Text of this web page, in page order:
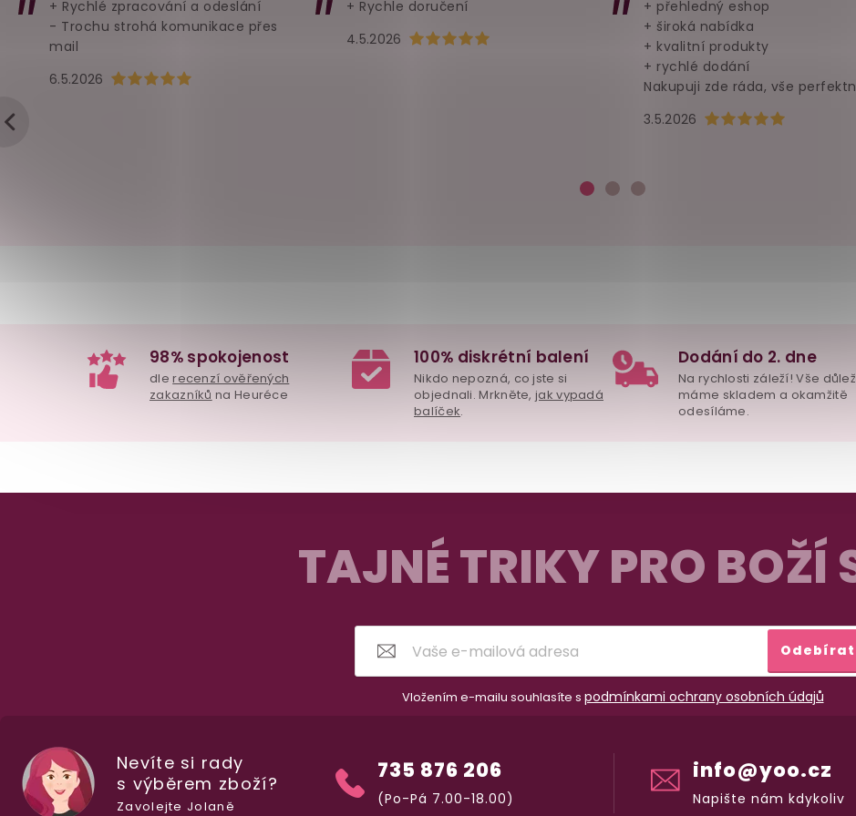
Hodnocení obchodu je 5 z 5 hvězdiček.
6.5.2026
+ Rychlé zpracování a odeslání
- Trochu strohá komunikace přes
mail
Hodnocení obchodu je 5 z 5 hvězdiček.
4.5.2026
+ Rychle doručení
Hodnocení obchodu je
3.5.2026
+ přehledný eshop
+ široká nabídka
+ kvalitní produkty
+ rychlé dodání
Nakupuji zde ráda, vše
98% spokojenost
dlerecenzí ověřených
zakazníků na Heuréce
100% diskrétní balení
Nikdo nepozná, co jste si
objednali. Mrkněte, jak vypadá
balíček.
Dodání do 2. dne
Na rychlosti záleží! Vše
máme skladem a okamžitě
odesíláme.
TAJNÉ TRIKY PRO BOŽÍ
Vložením e-mailu souhlasíte s podmínkami ochrany osobních údajů
Odebírat
info@yoo.cz
Napište nám kdykoliv
735 876 206
(Po-Pá 7.00-18.00)
Nevíte si rady
s výběrem zboží?
Zavolejte Jolaně